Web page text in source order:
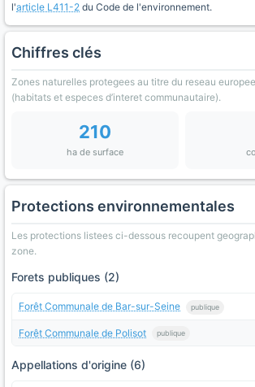
l'article L411-2 du Code de l'environnement.
Chiffres clés
Zones naturelles protegees au titre du reseau
(habitats et especes d’interet communautaire).
210
ha de surface
Protections environnementales
Les protections listees ci-dessous recoupent
zone.
Forets publiques (2)
Forêt Communale de Bar-sur-Seine publique
Forêt Communale de Polisot publique
Appellations d'origine (6)